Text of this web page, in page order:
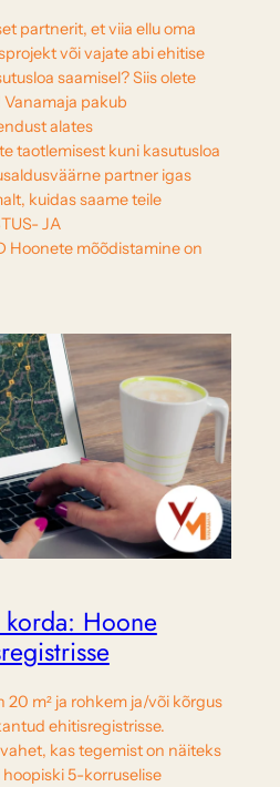
partnerit, et viia ellu oma
või vajate abi ehitise
saamisel? Siis olete
pakub
alates
taotlemisest kuni kasutusloa
partner igas
kuidas saame teile
JA
Hoonete mõõdistamine on
Hoone
20 m² ja rohkem ja/või kõrgus
ehitisregistrisse.
kas tegemist on näiteks
hoopiski 5-korruselise